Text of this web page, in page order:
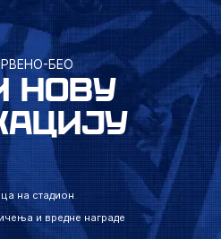
БЕО
НОВУ
на стадион
и вредне награде